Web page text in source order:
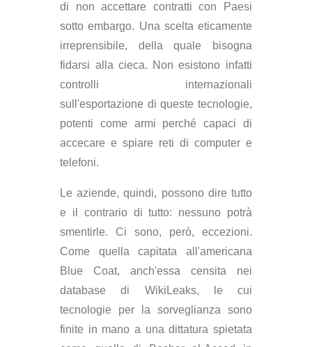
di non accettare contratti con Paesi
sotto embargo. Una scelta eticamente
irreprensibile, della quale bisogna
fidarsi alla cieca. Non esistono infatti
controlli internazionali
sull'esportazione di queste tecnologie,
potenti come armi perché capaci di
accecare e spiare reti di computer e
telefoni.
Le aziende, quindi, possono dire tutto
e il contrario di tutto: nessuno potrà
smentirle. Ci sono, però, eccezioni.
Come quella capitata all'americana
Blue Coat, anch'essa censita nei
database di WikiLeaks, le cui
tecnologie per la sorveglianza sono
finite in mano a una dittatura spietata